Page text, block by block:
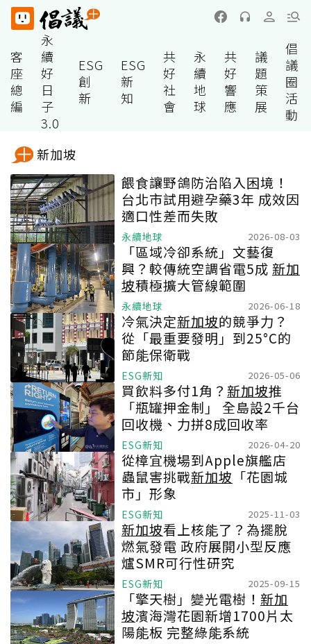
客
座
總
編
永
續
好
日
子
3.0
ESG
創
新
ESG
新
知
共
好
社
會
永
續
地
球
共
好
響
應
議
題
策
展
倡
議
圈
活
動
新加坡
餵食讓野鴿防治陷入困境！
台北市試用避孕藥3年 成效因
適口性差而失敗
永續地球 2026-08-03
「區域冷卻系統」文藝復
興？較傳統空調省電5成 新加
坡積極擴大管線範圍
永續地球 2026-06-18
冷氣決定新加坡的競爭力？
從「最重要發明」到25°C的
節能保衛戰
ESG新知 2026-05-06
買飲料多付1角？ 新加坡推
「瓶罐押金制」 全島設2千台
回收機、力拼8成回收率
ESG新知 2026-04-20
從樟宜機場到Apple旗艦店
蟲鼠害挑戰新加坡 「花園城
市」形象
ESG新知 2025-11-03
新加坡看上核能了？為擺脫
燃氣發電 政府展開小型反應
爐SMR可行性研究
ESG新知 2025-09-15
「擎天樹」變光電樹！ 新加
坡濱海灣花園新增1700片太
陽能板 完整綠能系統